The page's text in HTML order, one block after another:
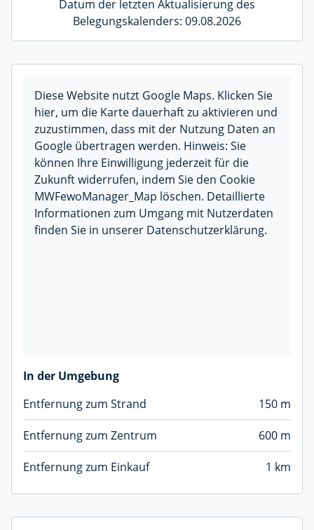
Datum der letzten Aktualisierung des
Belegungskalenders: 09.08.2026
Diese Website nutzt Google Maps. Klicken Sie
hier, um die Karte dauerhaft zu aktivieren und
zuzustimmen, dass mit der Nutzung Daten an
Google übertragen werden. Hinweis: Sie
können Ihre Einwilligung jederzeit für die
Zukunft widerrufen, indem Sie den Cookie
MWFewoManager_Map löschen. Detaillierte
Informationen zum Umgang mit Nutzerdaten
finden Sie in unserer Datenschutzerklärung.
In der Umgebung
Entfernung zum Strand
150 m
Entfernung zum Zentrum 600 m
Entfernung zum Einkauf 1 km